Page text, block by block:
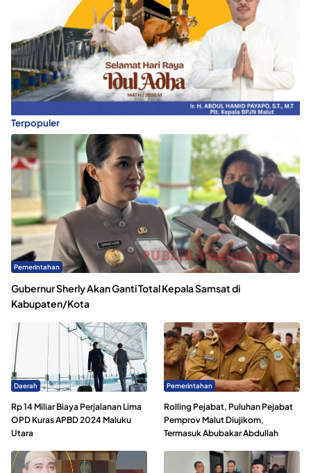
Terpopuler
Pemerintahan
Gubernur Sherly Akan Ganti Total Kepala Samsat di
Kabupaten/Kota
Daerah
Rp 14 Miliar Biaya Perjalanan Lima
OPD Kuras APBD 2024 Maluku
Utara
Pemerintahan
Rolling Pejabat, Puluhan Pejabat
Pemprov Malut Diujikom,
Termasuk Abubakar Abdullah